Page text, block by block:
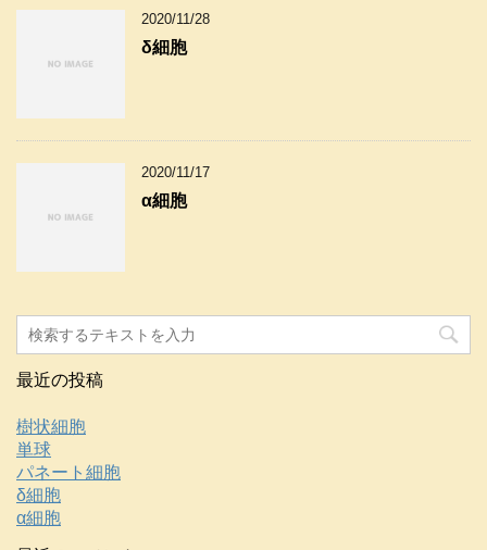
2020/11/28
δ細胞
2020/11/17
α細胞
最近の投稿
樹状細胞
単球
パネート細胞
δ細胞
α細胞